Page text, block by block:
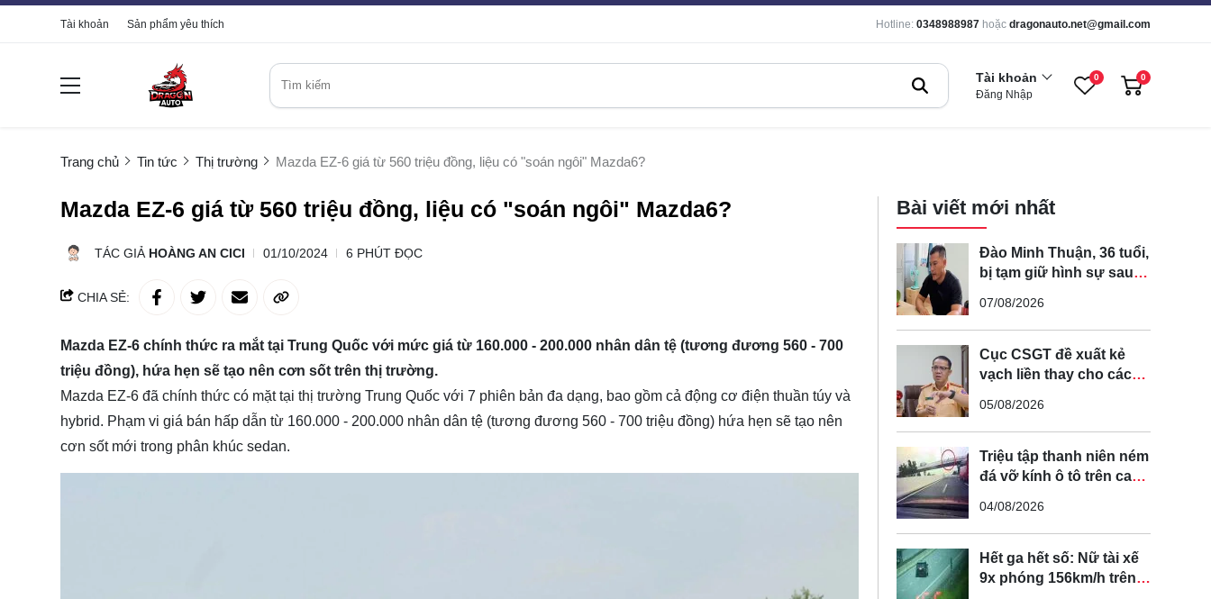
Tài khoản Sản phẩm yêu thích Hotline: 0348988987 hoặc dragonauto.net@gmail.com
Tài khoản
Đăng Nhập
0 0
Trang chủ Tin tức Thị trường Mazda EZ-6 giá từ 560 triệu đồng, liệu có "soán ngôi" Mazda6?
Mazda EZ-6 giá từ 560 triệu đồng, liệu có "soán ngôi" Mazda6?
TÁC GIẢ HOÀNG AN CICI 01/10/2024 6 PHÚT ĐỌC
CHIA SẺ:
Mazda EZ-6 chính thức ra mắt tại Trung Quốc với mức giá từ 160.000 - 200.000 nhân dân tệ (tương đương 560 - 700
triệu đồng), hứa hẹn sẽ tạo nên cơn sốt trên thị trường.
Mazda EZ-6 đã chính thức có mặt tại thị trường Trung Quốc với 7 phiên bản đa dạng, bao gồm cả động cơ điện thuần túy và
hybrid. Phạm vi giá bán hấp dẫn từ 160.000 - 200.000 nhân dân tệ (tương đương 560 - 700 triệu đồng) hứa hẹn sẽ tạo nên
cơn sốt mới trong phân khúc sedan.
Bài viết mới nhất
Đào Minh Thuận, 36 tuổi,
bị tạm giữ hình sự sau
rồi đạp ngã chồng cũ
của bạn gái
07/08/2026
Cục CSGT đề xuất kẻ
vạch liền thay cho các
tuyến đường cong, cua,
đèo dốc để tránh tài xế
vượt ẩu
05/08/2026
Triệu tập thanh niên ném
đá vỡ kính ô tô trên cao
04/08/2026
Hết ga hết số: Nữ tài xế
9x phóng 156km/h trên